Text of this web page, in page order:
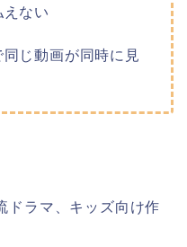
えない
同じ動画が同時に見
ドラマ、キッズ向け作